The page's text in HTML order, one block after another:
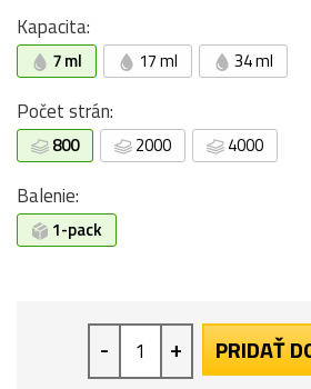
Kapacita:
7 ml 17 ml 34 ml
Počet strán:
800 2000 4000
Balenie:
1-pack
- + PRIDAŤ